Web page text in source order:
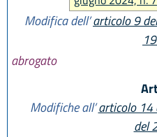
Modifica dell’articolo 9
abrogato
Modifiche all’articolo 14
del